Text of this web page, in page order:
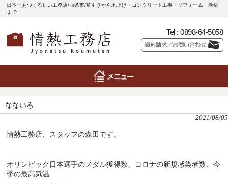
日本一あつくるしい工務店/西条市/草引きから地上げ・コンクリート工事・リフォーム・新築
まで
Tel : 0898-64-5058
なないろ
2021/08/05
情熱工務店、スタッフの森田です。
オリンピック日本選手のメダル獲得数、コロナの新規感染者数、今
季の最高気温